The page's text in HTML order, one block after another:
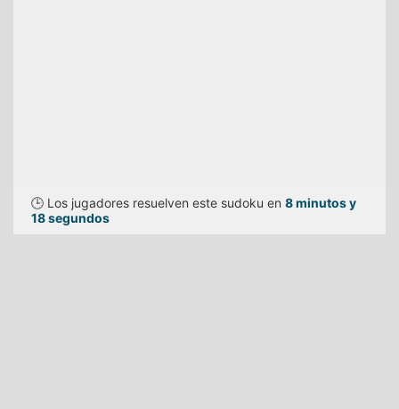
🕒 Los jugadores resuelven este sudoku en 8 minutos y
18 segundos